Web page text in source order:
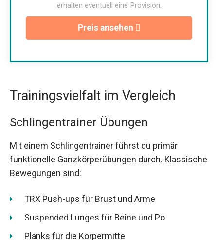
erhalten eventuell eine Provision.
Preis ansehen
Trainingsvielfalt im Vergleich
Schlingentrainer Übungen
Mit einem Schlingentrainer führst du primär
funktionelle Ganzkörperübungen durch. Klassische
Bewegungen sind:
TRX Push-ups für Brust und Arme
Suspended Lunges für Beine und Po
Planks für die Körpermitte